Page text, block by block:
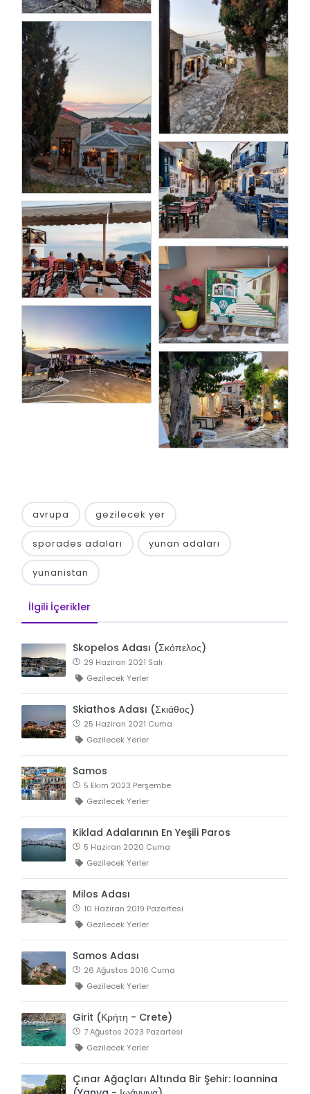
avrupa gezilecek yer
sporades adaları yunan adaları
yunanistan
İlgili İçerikler
Skopelos Adası (Σκόπελος)
29 Haziran 2021 Salı
Gezilecek Yerler
Skiathos Adası (Σκιάθος)
25 Haziran 2021 Cuma
Gezilecek Yerler
Samos
5 Ekim 2023 Perşembe
Gezilecek Yerler
Kiklad Adalarının En Yeşili Paros
5 Haziran 2020 Cuma
Gezilecek Yerler
Milos Adası
10 Haziran 2019 Pazartesi
Gezilecek Yerler
Samos Adası
26 Ağustos 2016 Cuma
Gezilecek Yerler
Girit (Κρήτη - Crete)
7 Ağustos 2023 Pazartesi
Gezilecek Yerler
Çınar Ağaçları Altında Bir Şehir: Ioannina